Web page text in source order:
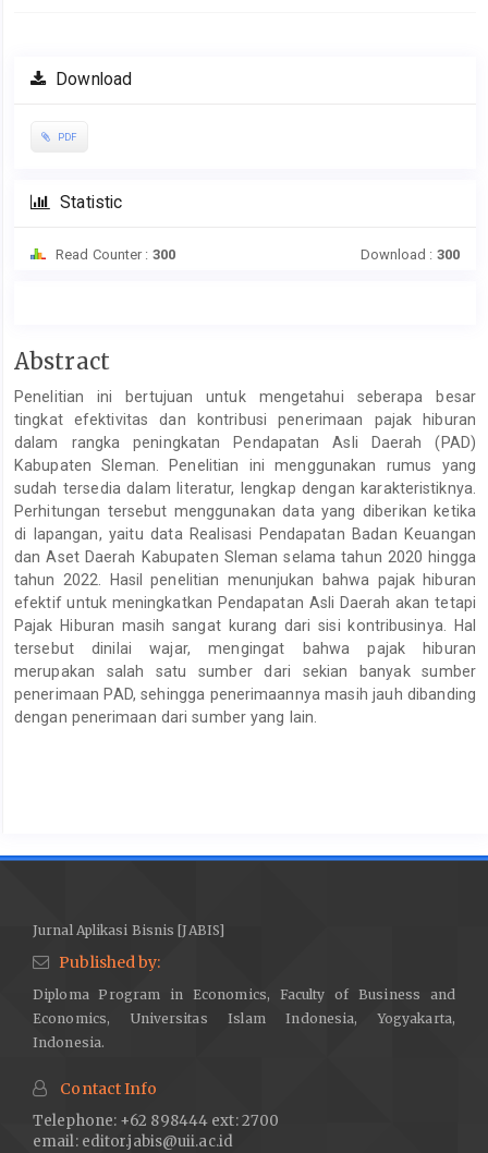
Download
PDF
Statistic
Read Counter : 300 Download : 300
Main
Article
Content
Abstract
Penelitian ini bertujuan untuk mengetahui seberapa besar
tingkat efektivitas dan kontribusi penerimaan pajak hiburan
dalam rangka peningkatan Pendapatan Asli Daerah (PAD)
Kabupaten Sleman. Penelitian ini menggunakan rumus yang
sudah tersedia dalam literatur, lengkap dengan karakteristiknya.
Perhitungan tersebut menggunakan data yang diberikan ketika
di lapangan, yaitu data Realisasi Pendapatan Badan Keuangan
dan Aset Daerah Kabupaten Sleman selama tahun 2020 hingga
tahun 2022. Hasil penelitian menunjukan bahwa pajak hiburan
efektif untuk meningkatkan Pendapatan Asli Daerah akan tetapi
Pajak Hiburan masih sangat kurang dari sisi kontribusinya. Hal
tersebut dinilai wajar, mengingat bahwa pajak hiburan
merupakan salah satu sumber dari sekian banyak sumber
penerimaan PAD, sehingga penerimaannya masih jauh dibanding
dengan penerimaan dari sumber yang lain.
Jurnal Aplikasi Bisnis [JABIS]
Published by:
Diploma Program in Economics, Faculty of Business and
Economics, Universitas Islam Indonesia, Yogyakarta,
Indonesia.
Contact Info
Telephone: +62 898444 ext: 2700
email: editor.jabis@uii.ac.id